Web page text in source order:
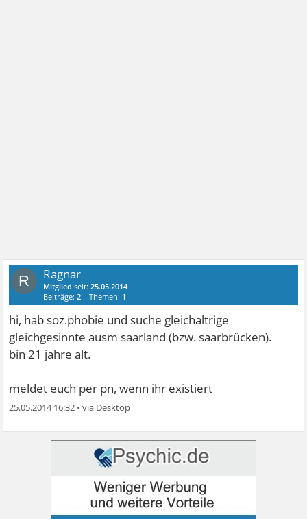
R Ragnar
Mitglied seit:25.05.2014
Beiträge:2 Themen: 1
hi, hab soz.phobie und suche gleichaltrige
gleichgesinnte ausm saarland (bzw. saarbrücken).
bin 21 jahre alt.
meldet euch per pn, wenn ihr existiert
25.05.2014 16:32 •